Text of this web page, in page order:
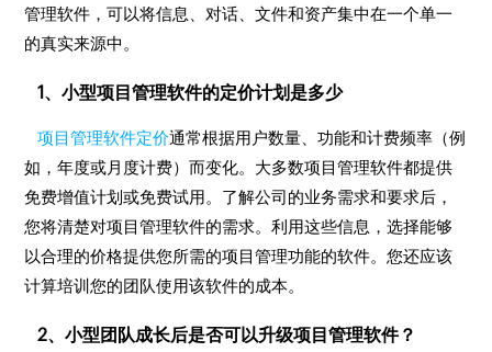
管理软件，可以将信息、对话、文件和资产集中在一个单一
的真实来源中。
1、小型项目管理软件的定价计划是多少
项目管理软件定价通常根据用户数量、功能和计费频率（例
如，年度或月度计费）而变化。大多数项目管理软件都提供
免费增值计划或免费试用。了解公司的业务需求和要求后，
您将清楚对项目管理软件的需求。利用这些信息，选择能够
以合理的价格提供您所需的项目管理功能的软件。您还应该
计算培训您的团队使用该软件的成本。
2、小型团队成长后是否可以升级项目管理软件？